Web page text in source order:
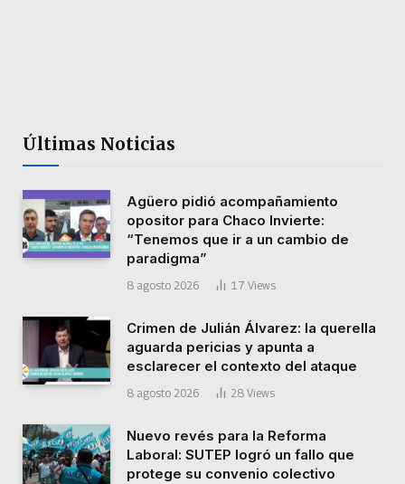
Últimas Noticias
Agüero pidió acompañamiento
opositor para Chaco Invierte:
“Tenemos que ir a un cambio de
paradigma”
8 agosto 2026 17 Views
Crimen de Julián Álvarez: la querella
aguarda pericias y apunta a
esclarecer el contexto del ataque
8 agosto 2026 28 Views
Nuevo revés para la Reforma
Laboral: SUTEP logró un fallo que
protege su convenio colectivo